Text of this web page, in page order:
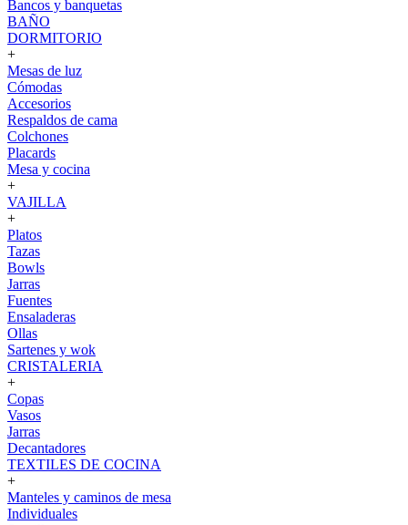
Bancos y banquetas
BAÑO
DORMITORIO
+
Mesas de luz
Cómodas
Accesorios
Respaldos de cama
Colchones
Placards
Mesa y cocina
+
VAJILLA
+
Platos
Tazas
Bowls
Jarras
Fuentes
Ensaladeras
Ollas
Sartenes y wok
CRISTALERIA
+
Copas
Vasos
Jarras
Decantadores
TEXTILES DE COCINA
+
Manteles y caminos de mesa
Individuales